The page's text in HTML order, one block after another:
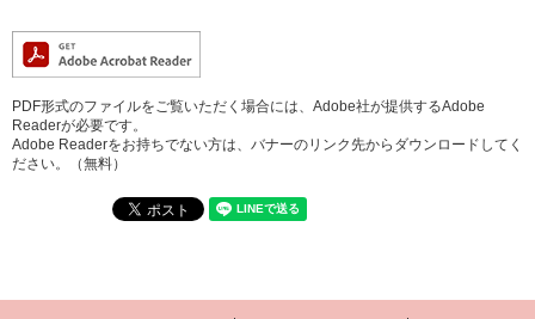
PDF形式のファイルをご覧いただく場合には、Adobe社が提供するAdobe
Readerが必要です。
Adobe Readerをお持ちでない方は、バナーのリンク先からダウンロードしてく
ださい。（無料）